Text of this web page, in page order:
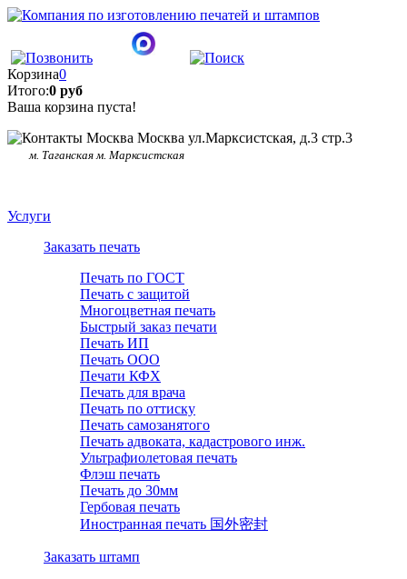
Корзина0
Итого:0 руб
Ваша корзина пуста!
Москва ул.Марксистская, д.3 стр.3
м. Таганская м. Марксистская
Услуги
Заказать печать
Печать по ГОСТ
Печать с защитой
Многоцветная печать
Быстрый заказ печати
Печать ИП
Печать ООО
Печати КФХ
Печать для врача
Печать по оттиску
Печать самозанятого
Печать адвоката, кадастрового инж.
Ультрафиолетовая печать
Флэш печать
Печать до 30мм
Гербовая печать
Иностранная печать 国外密封
Заказать штамп